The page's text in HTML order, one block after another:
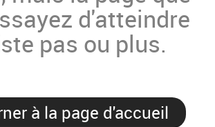
d'atteindre
pas ou plus.
à la page d'accueil